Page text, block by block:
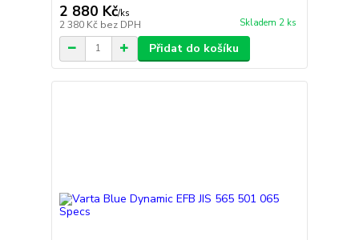
2 880 Kč/ks
2 380 Kč bez DPH Skladem 2 ks
Přidat do košíku